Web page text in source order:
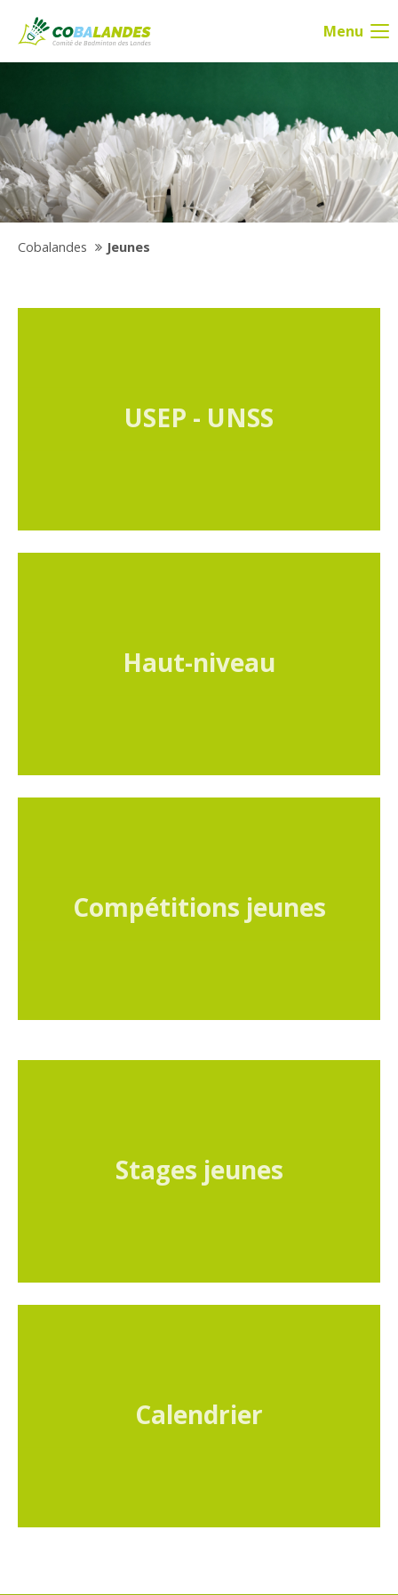
Menu
Cobalandes Jeunes
USEP - UNSS
Haut-niveau
Compétitions jeunes
Stages jeunes
Calendrier